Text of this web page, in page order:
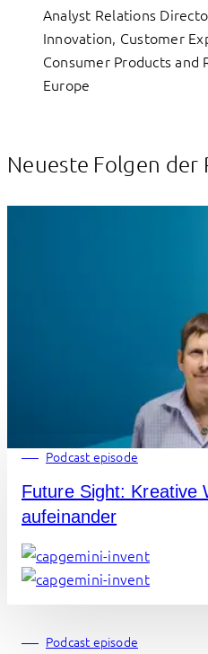
Analyst Relations
Innovation, Customer
Consumer Products
Europe
Neueste Folgen der
Podcast episode
Future Sight: Kreative
aufeinander
Podcast episode